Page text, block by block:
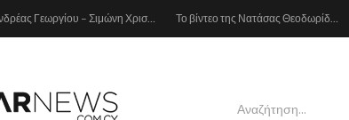
Ανδρέας Γεωργίου – Σιμώνη Χριστοδούλου: Ερωτευμένοι στο Μιλάνο! Το βίντεο της Νατάσας Θεοδωρίδου με τη μητέρα της από το αυτοκίνητο: «Πες κάτι στο κοινό σου ρε μαμά»